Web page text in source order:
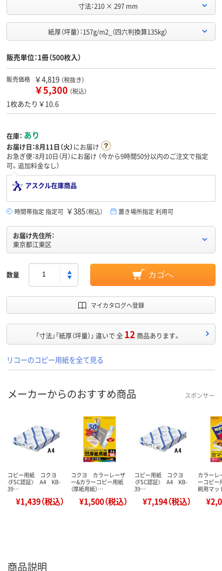
寸法：210 × 297 mm
紙厚（坪量）：157g/m2_（四六判換算135kg）
販売単位：1冊（500枚入）
販売価格 ￥4,819 （税抜き）
￥5,300 （税込）
1枚あたり￥10.6
在庫： あり
お届け日：8月11日（火）にお届け
お急ぎ便：8月10日（月）にお届け （今から9時間50分以内のご注文で指定
可。追加料金なし）
アスクル在庫商品
時間帯指定 指定可 ￥385（税込） 置き場所指定 利用可
お届け先住所：
東京都江東区
数量 カゴへ
マイカタログへ登録
「寸法」「紙厚（坪量）」 違いで 全 12 商品あります。
リコーのコピー用紙を全て見る
メーカーからのおすすめ商品 スポンサー
コピー用紙 コクヨ
〈FSC認証〉 A4 KB-
39…
¥1,439（税込）
コクヨ カラーレーザ
ー&カラーコピー用紙
（厚紙用紙）…
¥1,500（税込）
コピー用紙 コクヨ
〈FSC認証〉 A4 KB-
39…
¥7,194（税込）
カラーレ
ーコピ
刷用マ
商品説明